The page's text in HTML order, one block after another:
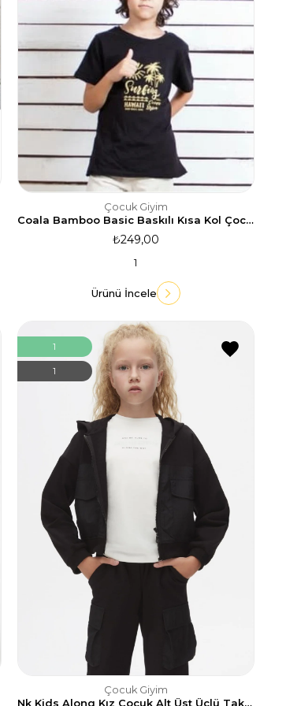
Çocuk Giyim
Coala Bamboo Basic Baskılı Kısa Kol Çocuk Tişört-Siyah
1
₺249,00
Ürünü İncele
Çocuk Giyim
Nk Kids Along Kız Çocuk Alt Üst Üçlü Takım (Fermuarlı Sweatshirt + Tshirt + Kargo Eşofman Altı)
1
1